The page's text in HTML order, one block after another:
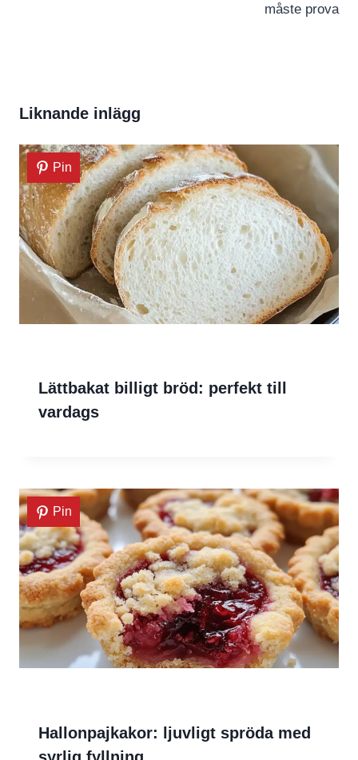
måste prova
Liknande inlägg
Pin
Lättbakat billigt bröd: perfekt till
vardags
Pin
Hallonpajkakor: ljuvligt spröda med